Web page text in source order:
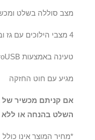
מצב סוללה בשלט ומכשיר
טעינה באמצעות microUSB
מגיע עם חוט החזקה
אם קניתם מכשיר של
השלט בהנחה או ללא
*מחיר המוצר אינו כולל